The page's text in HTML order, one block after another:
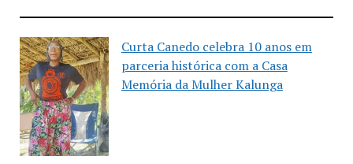
Curta Canedo celebra 10 anos em
parceria histórica com a Casa
Memória da Mulher Kalunga